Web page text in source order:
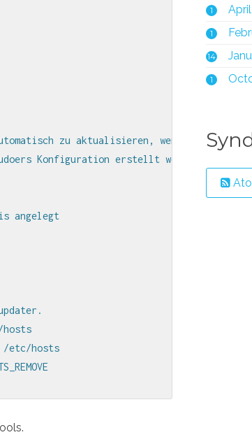
zu aktualisieren, wenn eine
Konfiguration erstellt werden
angelegt
hosts
/etc/hosts
1
1
14
1